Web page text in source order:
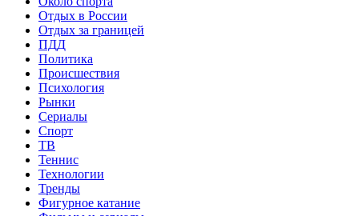
Отдых в России
Отдых за границей
ПДД
Политика
Происшествия
Психология
Рынки
Сериалы
Спорт
ТВ
Теннис
Технологии
Тренды
Фигурное катание